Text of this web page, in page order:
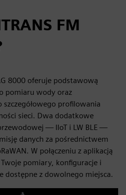
FM
8000 oferuje podstawową
pomiaru wody oraz
profilowania
sieci. Dwa dodatkowe
— IIoT i LW BLE —
danych za pośrednictwem
W połączeniu z aplikacją
Twoje pomiary, konfiguracje i
dostępne z dowolnego miejsca.